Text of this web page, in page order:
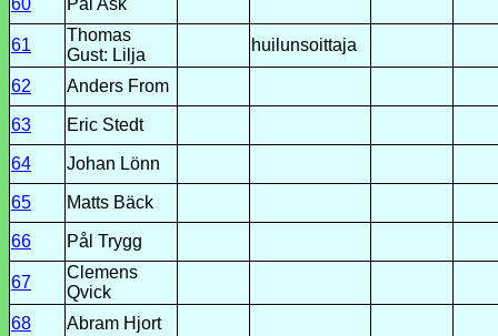
60 Pål Ask
61
Thomas
Gust: Lilja
huilunsoittaja
62 Anders From
63 Eric Stedt
64 Johan Lönn
65 Matts Bäck
66 Pål Trygg
67
Clemens
Qvick
68
Abram Hjort